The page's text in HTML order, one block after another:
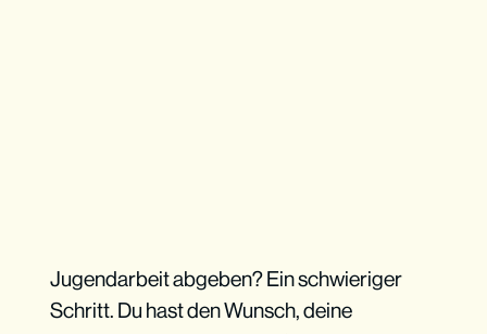
Jugendarbeit abgeben? Ein schwieriger
Schritt. Du hast den Wunsch, deine